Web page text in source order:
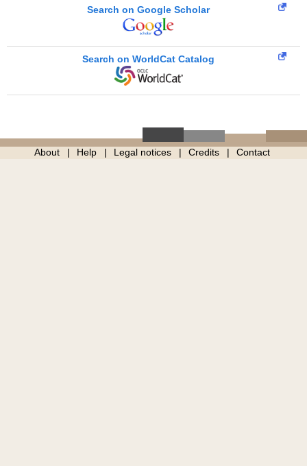
Search on Google Scholar
Search on WorldCat Catalog
About Help Legal notices Credits Contact